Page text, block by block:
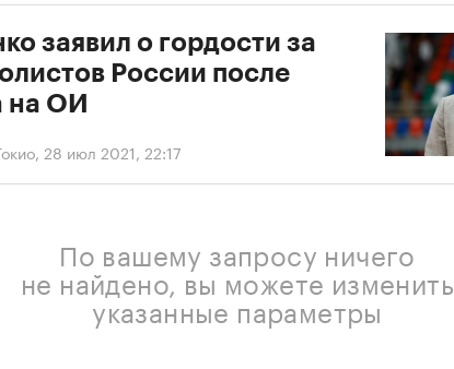
, 28 июл 2021, 22:17
заявил о гордости за
России после
на ОИ
По вашему запросу ничего
не найдено, вы можете изменить
указанные параметры